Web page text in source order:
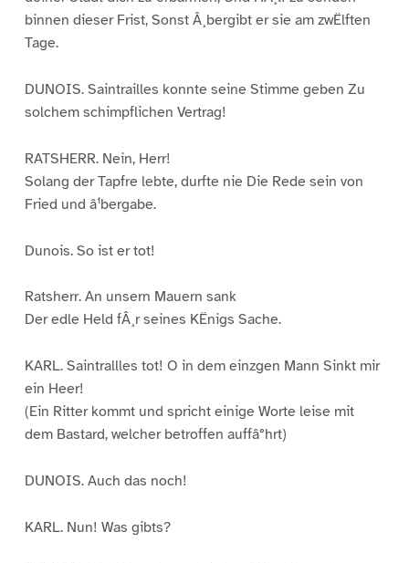
binnen dieser Frist, Sonst Â¸bergibt er sie am zwËlften
Tage.
DUNOIS. Saintrailles konnte seine Stimme geben Zu
solchem schimpflichen Vertrag!
RATSHERR. Nein, Herr!
Solang der Tapfre lebte, durfte nie Die Rede sein von
Fried und â¹bergabe.
Dunois. So ist er tot!
Ratsherr. An unsern Mauern sank
Der edle Held fÂ¸r seines KËnigs Sache.
KARL. Saintrallles tot! O in dem einzgen Mann Sinkt mir
ein Heer!
(Ein Ritter kommt und spricht einige Worte leise mit
dem Bastard, welcher betroffen auffâ°hrt)
DUNOIS. Auch das noch!
KARL. Nun! Was gibts?